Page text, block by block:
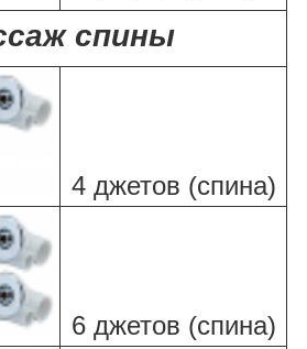
спины
4 джетов (спина)
6 джетов (спина)